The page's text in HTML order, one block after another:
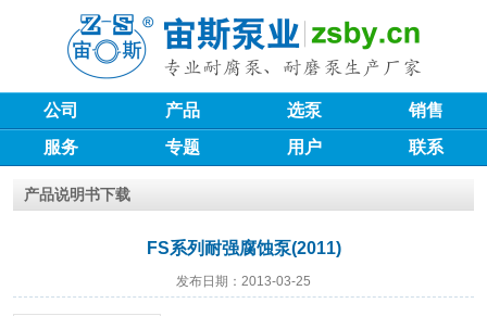
公司 产品 选泵
销售
服务
专题 用户 联系
产品说明书下载
FS系列耐强腐蚀泵(2011)
发布日期：2013-03-25